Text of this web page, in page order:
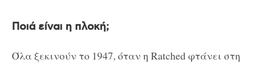
Ποιά είναι η πλοκή;
Όλα ξεκινούν το 1947, όταν η Ratched φτάνει στη